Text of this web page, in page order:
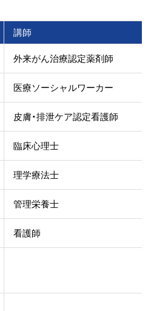
講師
外来がん治療認定薬剤師
医療ソーシャルワーカー
皮膚・排泄ケア認定看護師
臨床心理士
理学療法士
管理栄養士
看護師